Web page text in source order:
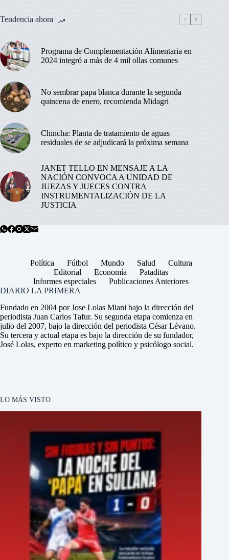
Tendencia ahora
Programa de Complementación Alimentaria en
2024 integró a más de 4 mil ollas comunes
No sembrar papa blanca durante la segunda
quincena de enero, recomienda Midagri
Chincha: Planta de tratamiento de aguas
residuales de se adjudicará la próxima semana
JANET TELLO EN MENSAJE A LA
NACIÓN CONVOCA A UNIDAD DE
JUEZAS Y JUECES CONTRA
INSTRUMENTALIZACIÓN DE LA
JUSTICIA
Política Fútbol Mundo Salud
Cultura
Editorial
Economía
Pataditas
Informes especiales
Publicaciones Anteriores
DIARIO LA PRIMERA
Fundado en 2004 por Jose Lolas Miani bajo la dirección del
periodista Juan Carlos Tafur. Su segunda etapa comienza en
julio del 2007, bajo la dirección del periodista César Lévano.
Su tercera y actual etapa es bajo la dirección de su fundador,
José Lolas, experto en marketing político y psicólogo social.
LO MÁS VISTO